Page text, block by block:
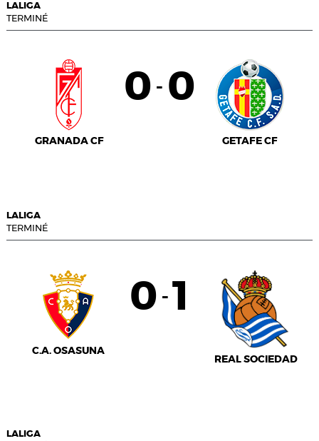
LALIGA
TERMINÉ
GRANADA CF
0 - 0
GETAFE CF
LALIGA
TERMINÉ
C.A. OSASUNA
0 - 1
REAL SOCIEDAD
LALIGA